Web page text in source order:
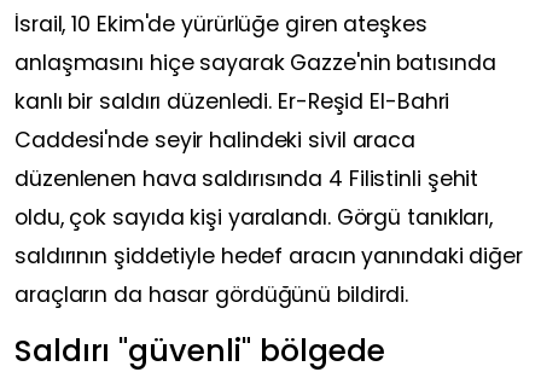
İsrail, 10 Ekim'de yürürlüğe giren ateşkes
anlaşmasını hiçe sayarak Gazze'nin batısında
kanlı bir saldırı düzenledi. Er-Reşid El-Bahri
Caddesi'nde seyir halindeki sivil araca
düzenlenen hava saldırısında 4 Filistinli şehit
oldu, çok sayıda kişi yaralandı. Görgü tanıkları,
saldırının şiddetiyle hedef aracın yanındaki diğer
araçların da hasar gördüğünü bildirdi.
Saldırı "güvenli" bölgede